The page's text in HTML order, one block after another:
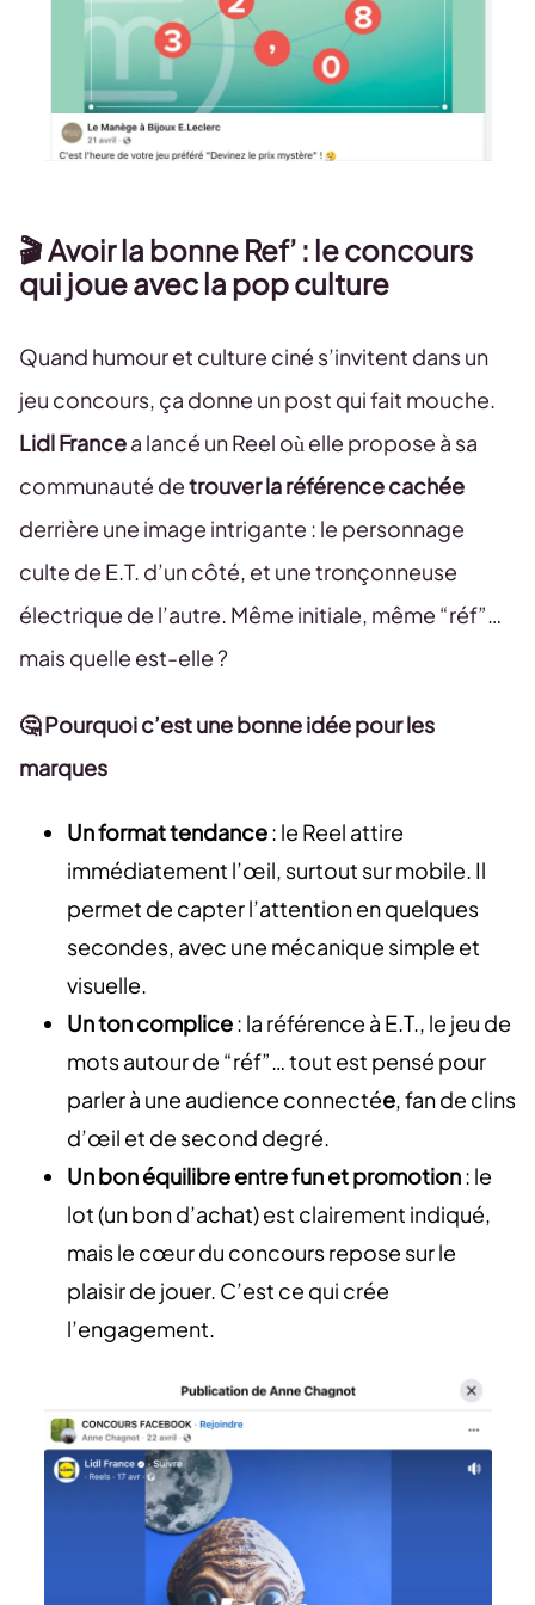
🎬 Avoir la bonne Ref’ : le concours
qui joue avec la pop culture
Quand humour et culture ciné s’invitent dans un
jeu concours, ça donne un post qui fait mouche.
Lidl Francea lancé un Reel où elle propose à sa
communauté detrouver la référence cachée
derrière une image intrigante : le personnage
culte de E.T. d’un côté, et une tronçonneuse
électrique de l’autre. Même initiale, même “réf”…
mais quelle est-elle ?
🤔 Pourquoi c’est une bonne idée pour les
marques
Un format tendance: le Reel attire
immédiatement l’œil, surtout sur mobile. Il
permet de capter l’attention en quelques
secondes, avec une mécanique simple et
visuelle.
Un ton complice: la référence à E.T., le jeu de
mots autour de “réf”… tout est pensé pour
parler à une audience connectée, fan de clins
d’œil et de second degré.
Un bon équilibre entre fun et promotion: le
lot (un bon d’achat) est clairement indiqué,
mais le cœur du concours repose sur le
plaisir de jouer. C’est ce qui crée
l’engagement.